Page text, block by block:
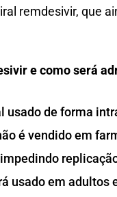
remdesivir, que
e como será
usado de forma
é vendido em
usado em adultos